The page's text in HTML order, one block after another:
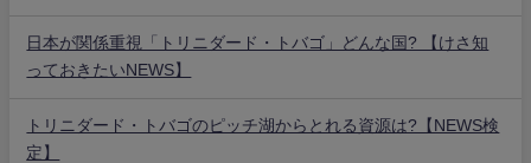
日本が関係重視「トリニダード・トバゴ」どんな国? 【けさ知
っておきたいNEWS】
トリニダード・トバゴのピッチ湖からとれる資源は?【NEWS検
定】